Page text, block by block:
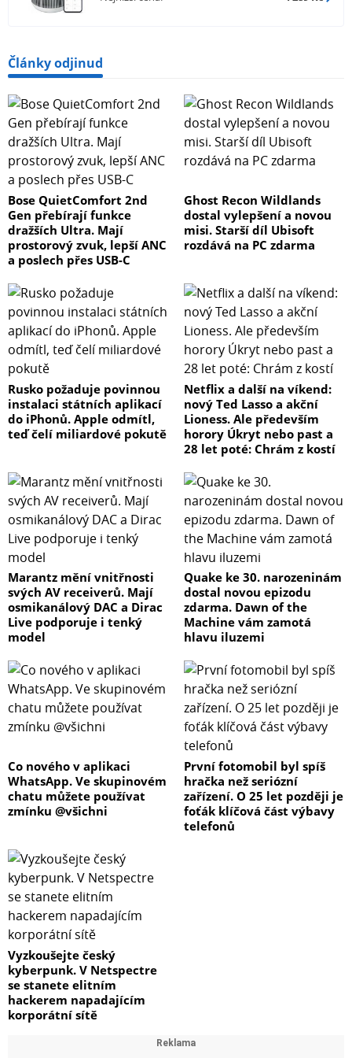
- ECARF – tuto certifikaci získávají pouze výrobky, které
kritérium týkající se produkce ozonu.
- Allergy UK – tento certifikát udělený The British Allergy
foundation deklaruje, že produkt byl testován v nezávislé
laboratoři s prokázáním účinnosti na odstranění či
snížení alergenů.
Obsah balení
čistička vzduchu Winix T500, kombinovaný filtr Winix O,
návod k obsluze
Model
WINIX T500 WiFi
Barva
bílá
Max. vzduchový výkon
250 m³/h
3,1 kg
Rozměry čističky (š/h/v)
241 x 241 x 370 mm
Příkon
27 - 54 W
Hlučnost
Časovač
ano
ano
Dálkové ovládání
ne
Ovládání přes mobilní aplikaci
ano
Automatická regulace
ano
Indikátor výměny filtru
ano
Ionizátor
Články odjinud
Bose QuietComfort 2nd
Gen přebírají funkce
dražších Ultra. Mají
prostorový zvuk, lepší ANC
a poslech přes USB-C
Ghost Recon Wildlands
dostal vylepšení a novou
misi. Starší díl Ubisoft
rozdává na PC zdarma
Rusko požaduje povinnou
instalaci státních aplikací
do iPhonů. Apple odmítl,
teď čelí miliardové pokutě
Netflix a další na víkend:
nový Ted Lasso a akční
Lioness. Ale především
horory Úkryt nebo past a
28 let poté: Chrám z kostí
Marantz mění vnitřnosti
svých AV receiverů. Mají
osmikanálový DAC a Dirac
Live podporuje i tenký
model
Quake ke 30. narozeninám
dostal novou epizodu
zdarma. Dawn of the
Machine vám zamotá
hlavu iluzemi
Co nového v aplikaci
WhatsApp. Ve skupinovém
chatu můžete používat
zmínku @všichni
První fotomobil byl spíš
hračka než seriózní
zařízení. O 25 let později je
foťák klíčová část výbavy
telefonů
Vyzkoušejte český
kyberpunk. V Netspectre
se stanete elitním
hackerem napadajícím
korporátní sítě